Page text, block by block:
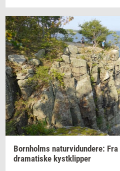
Born­holms na­tur­vi­dun­de­re: Fra
dra­ma­ti­ske kyst­klip­per